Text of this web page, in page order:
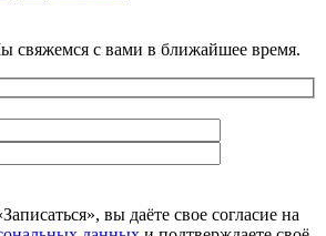
свяжемся с вами в ближайшее время.
вы даёте свое согласие на